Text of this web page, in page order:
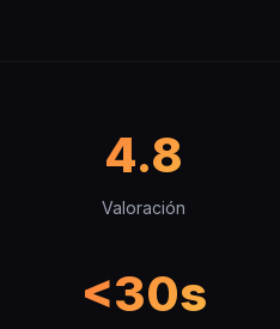
4.8
Valoración
<30s